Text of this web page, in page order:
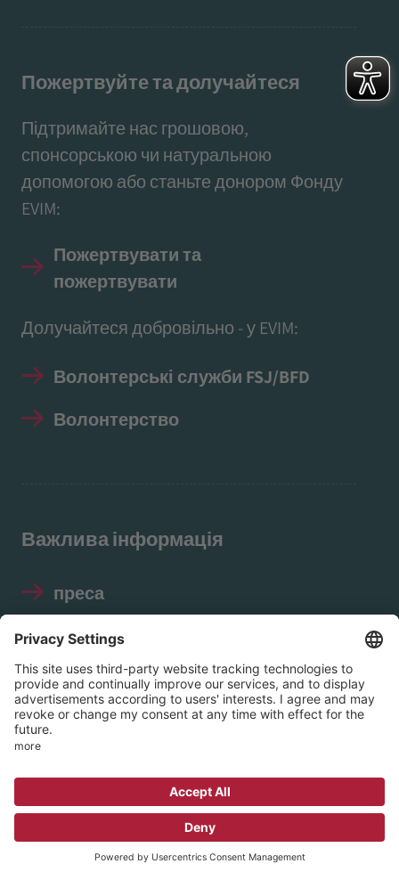
Пожертвуйте та долучайтеся
Підтримайте нас грошовою,
спонсорською чи натуральною
допомогою або станьте донором Фонду
EVIM:
Пожертвувати та
пожертвувати
Долучайтеся добровільно - у EVIM:
Волонтерські служби FSJ/BFD
Волонтерство
Важлива інформація
преса
Відбиток
Захист даних
Правила використання
© 2026 EVIM – Протестантське об'єднання
внутрішньої місії в Нассау